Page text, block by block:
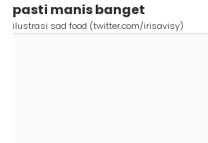
pasti manis banget
ilustrasi sad food (twitter.com/irisavisy)